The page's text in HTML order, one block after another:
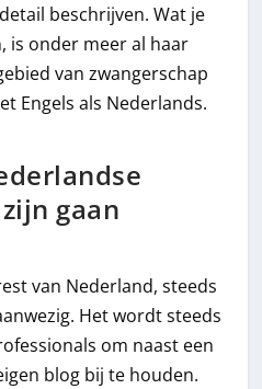
beschrijven. Wat je
is onder meer al haar
van zwangerschap
Engels als Nederlands.
gaan
van Nederland, steeds
Het wordt steeds
om naast een
blog bij te houden.